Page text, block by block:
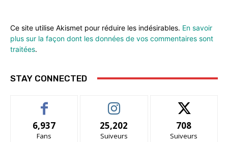
Ce site utilise Akismet pour réduire les indésirables. En savoir
plus sur la façon dont les données de vos commentaires sont
traitées.
STAY CONNECTED
6,937
Fans
25,202
Suiveurs
708
Suiveurs